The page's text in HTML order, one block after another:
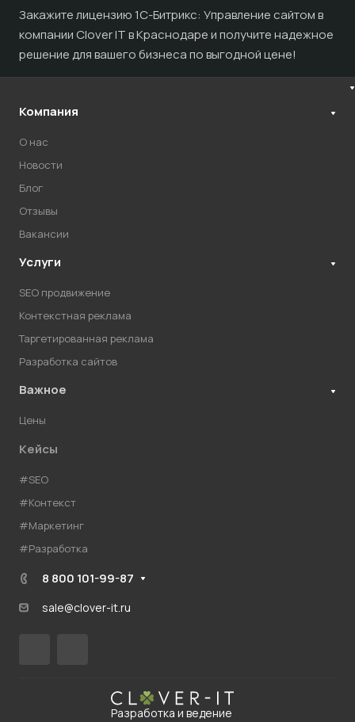
Закажите лицензию 1С-Битрикс: Управление сайтом в
компании Clover IT в Краснодаре и получите надежное
решение для вашего бизнеса по выгодной цене!
Компания
О нас
Новости
Блог
Отзывы
Вакансии
Услуги
SEO продвижение
Контекстная реклама
Таргетированная реклама
Разработка сайтов
Важное
Цены
Кейсы
#SEO
#Контекст
#Маркетинг
#Разработка
8 800 101-99-87
sale@clover-it.ru
Разработка и ведение